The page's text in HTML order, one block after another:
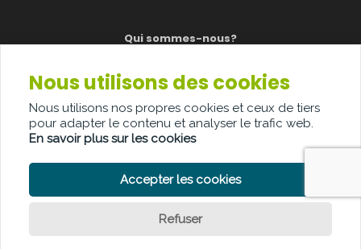
Qui sommes-nous?
POLITIQUE DE CONFIDENTIALITÉ
POLITIQUE DE COOKIE
Nous utilisons des cookies
Nous utilisons nos propres cookies et ceux de tiers
pour adapter le contenu et analyser le trafic web.
En savoir plus sur les cookies
Accepter les cookies
Refuser